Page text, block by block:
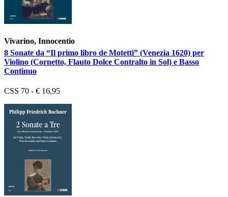
Vivarino, Innocentio
8 Sonate da “Il primo libro de Motetti” (Venezia 1620) per
Violino (Cornetto, Flauto Dolce Contralto in Sol) e Basso
Continuo
CSS 70 - € 16,95